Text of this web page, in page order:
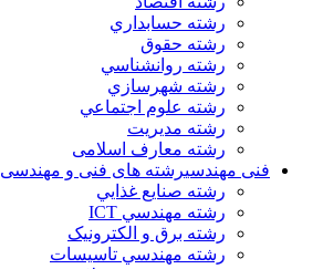
رشته حسابداري
رشته حقوق
رشته روانشناسي
رشته شهرسازي
رشته علوم اجتماعي
رشته مديريت
رشته معارف اسلامی
فنی مهندسیرشته های فنی و مهندسی
رشته صنايع غذايي
رشته مهندسي ICT
رشته برق و الکترونيک
رشته مهندسي تاسيسات